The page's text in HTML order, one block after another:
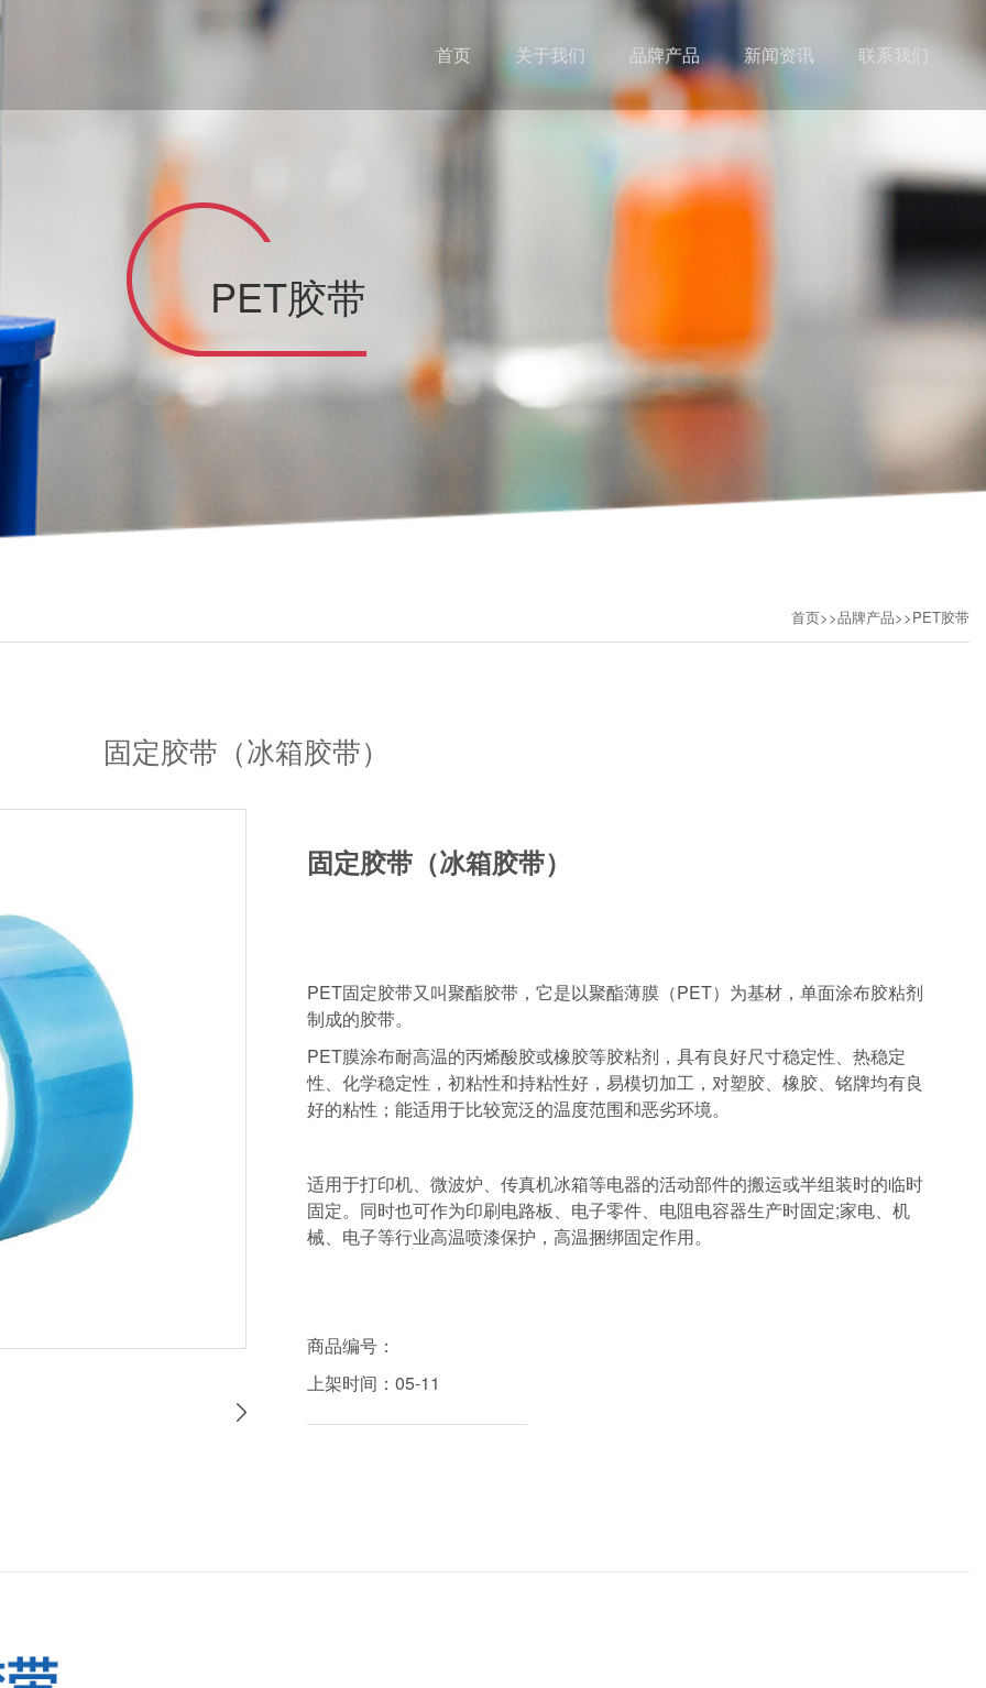
首页 关于我们 品牌产品 新闻资讯 联系我们
PET胶带
首页>>品牌产品>>PET胶带
固定胶带（冰箱胶带）
固定胶带（冰箱胶带）
PET固定胶带又叫聚酯胶带，它是以聚酯薄膜（PET）为基材，单面涂布胶粘剂
制成的胶带。
PET膜涂布耐高温的丙烯酸胶或橡胶等胶粘剂，具有良好尺寸稳定性、热稳定
性、化学稳定性，初粘性和持粘性好，易模切加工，对塑胶、橡胶、铭牌均有良
好的粘性；能适用于比较宽泛的温度范围和恶劣环境。
适用于打印机、微波炉、传真机冰箱等电器的活动部件的搬运或半组装时的临时
固定。同时也可作为印刷电路板、电子零件、电阻电容器生产时固定;家电、机
械、电子等行业高温喷漆保护，高温捆绑固定作用。
商品编号：
上架时间：05-11